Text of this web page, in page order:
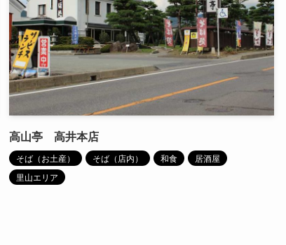
高山亭 高井本店
そば（お土産） そば（店内） 和食
居酒屋
里山エリア